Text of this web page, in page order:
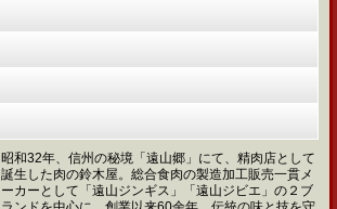
昭和32年、信州の秘境「遠山郷」にて、精肉店として
誕生した肉の鈴木屋。総合食肉の製造加工販売一貫メ
ーカーとして「遠山ジンギス」「遠山ジビエ」の２ブ